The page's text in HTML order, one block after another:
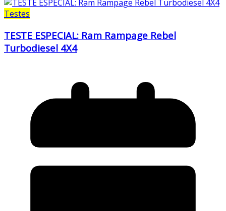
Testes
TESTE ESPECIAL: Ram Rampage Rebel
Turbodiesel 4X4